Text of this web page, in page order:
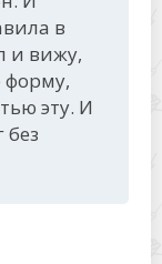
в
и вижу,
форму,
эту. И